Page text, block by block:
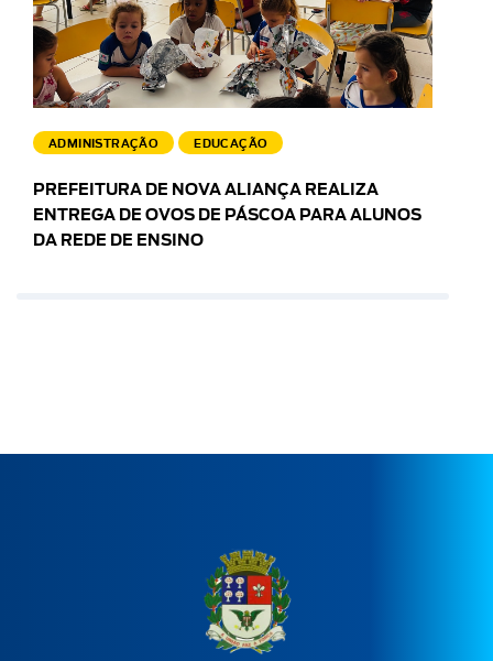
ADMINISTRAÇÃO EDUCAÇÃO
PREFEITURA DE NOVA ALIANÇA REALIZA
ENTREGA DE OVOS DE PÁSCOA PARA ALUNOS
DA REDE DE ENSINO